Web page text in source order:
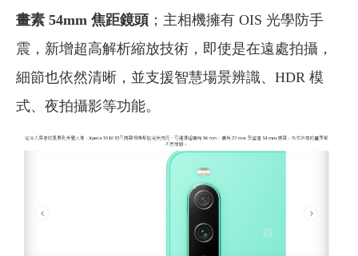
畫素 54mm 焦距鏡頭；主相機擁有 OIS 光學防手
震，新增超高解析縮放技術，即使是在遠處拍攝，
細節也依然清晰，並支援智慧場景辨識、HDR 模
式、夜拍攝影等功能。